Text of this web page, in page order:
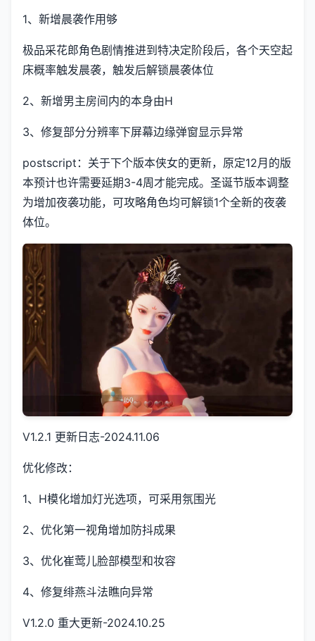
1、新增晨袭作用够
极品采花郎角色剧情推进到特决定阶段后，各个天空起
床概率触发晨袭，触发后解锁晨袭体位
2、新增男主房间内的本身由H
3、修复部分分辨率下屏幕边缘弹窗显示异常
postscript：关于下个版本侠女的更新，原定12月的版
本预计也许需要延期3-4周才能完成。圣诞节版本调整
为增加夜袭功能，可攻略角色均可解锁1个全新的夜袭
体位。
V1.2.1 更新日志-2024.11.06
优化修改：
1、H模化增加灯光选项，可采用氛围光
2、优化第一视角增加防抖成果
3、优化崔莺儿脸部模型和妆容
4、修复绯燕斗法瞧向异常
V1.2.0 重大更新-2024.10.25